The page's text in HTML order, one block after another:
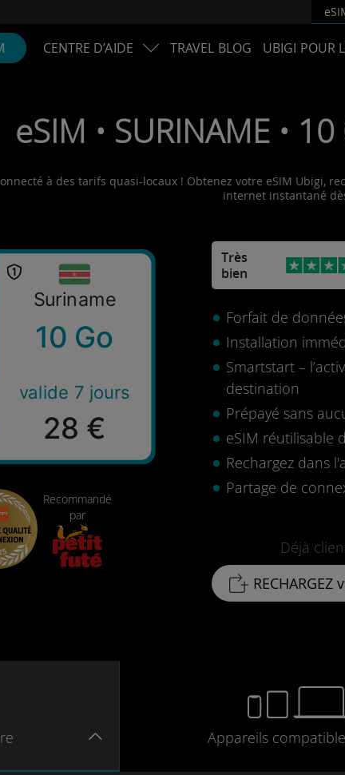
CENTRE D’AIDE TRAVEL BLOG UBIGI POUR
eSIM • SURINAME •
à des tarifs quasi-locaux ! Obtenez votre eSIM Ubigi,
internet instantané
Suriname
10 Go
valide 7 jours
28 €
Recommandé
par
Très
bien
Forfait de
Installation
Smartstart –
destination
Prépayé sans
eSIM réutilisable
Rechargez dans
Partage de
Déjà
RECHARGEZ
Appareils